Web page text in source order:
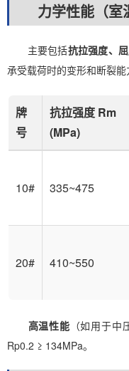
力学性能（室
主要包括抗拉强度、
承受载荷时的变形和断裂能
牌
号
抗拉强度 Rm
(MPa)
10# 335~475
20# 410~550
高温性能 （如用于
Rp0.2 ≥ 134MPa。